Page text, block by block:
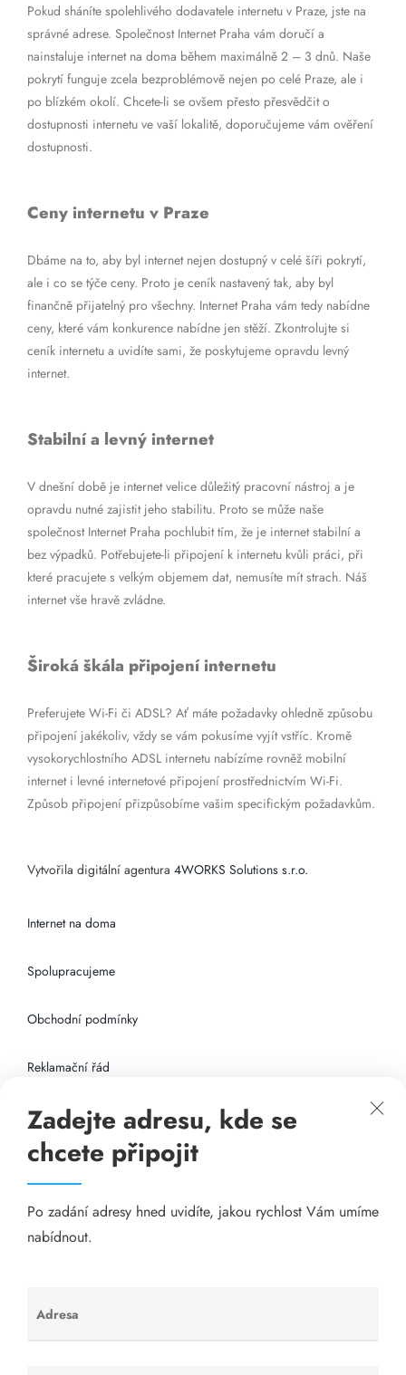
Pokud sháníte spolehlivého dodavatele internetu v Praze, jste na
správné adrese. Společnost Internet Praha vám doručí a
nainstaluje internet na doma během maximálně 2 – 3 dnů. Naše
pokrytí funguje zcela bezproblémově nejen po celé Praze, ale i
po blízkém okolí. Chcete-li se ovšem přesto přesvědčit o
dostupnosti internetu ve vaší lokalitě, doporučujeme vám ověření
dostupnosti.
Ceny internetu v Praze
Dbáme na to, aby byl internet nejen dostupný v celé šíři pokrytí,
ale i co se týče ceny. Proto je ceník nastavený tak, aby byl
finančně přijatelný pro všechny. Internet Praha vám tedy nabídne
ceny, které vám konkurence nabídne jen stěží. Zkontrolujte si
ceník internetu a uvidíte sami, že poskytujeme opravdu levný
internet.
Stabilní a levný internet
V dnešní době je internet velice důležitý pracovní nástroj a je
opravdu nutné zajistit jeho stabilitu. Proto se může naše
společnost Internet Praha pochlubit tím, že je internet stabilní a
bez výpadků. Potřebujete-li připojení k internetu kvůli práci, při
které pracujete s velkým objemem dat, nemusíte mít strach. Náš
internet vše hravě zvládne.
Široká škála připojení internetu
Preferujete Wi-Fi či ADSL? Ať máte požadavky ohledně způsobu
připojení jakékoliv, vždy se vám pokusíme vyjít vstříc. Kromě
vysokorychlostního ADSL internetu nabízíme rovněž mobilní
internet i levné internetové připojení prostřednictvím Wi-Fi.
Způsob připojení přizpůsobíme vašim specifickým požadavkům.
Vytvořila digitální agentura 4WORKS Solutions s.r.o.
Internet na doma
Spolupracujeme
Obchodní podmínky
Reklamační řád
Připojení k internetu
Odkazy
Katalog A-seznam.cz
Visací zámky - TOKOZ
Zadejte adresu, kde se
chcete připojit
Po zadání adresy hned uvidíte, jakou rychlost Vám umíme
nabídnout.
Adresa
Ponechte
toto pole